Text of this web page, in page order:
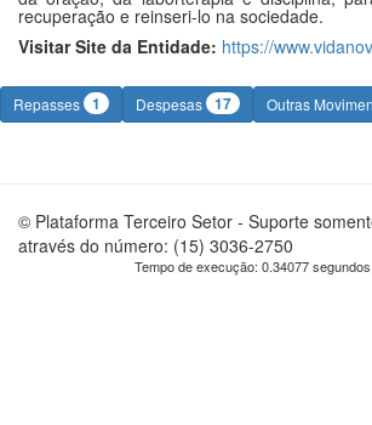
recuperação e reinseri-lo na sociedade.
Visitar Site da Entidade: https://
Repasses 1 Despesas 17 Outras
© Plataforma Terceiro Setor - Suporte
através do número: (15) 3036-2750
Tempo de execução: 0.34077